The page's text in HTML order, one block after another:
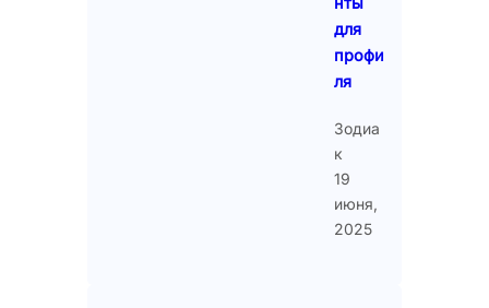
для
профи
ля
Зодиа
к
19
июня,
2025